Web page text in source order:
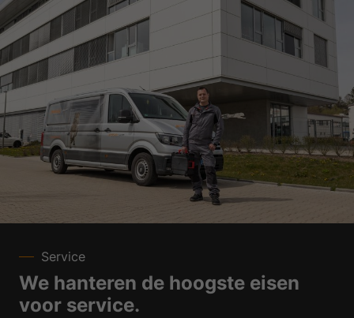
Service
We hanteren de hoogste eisen
voor service.